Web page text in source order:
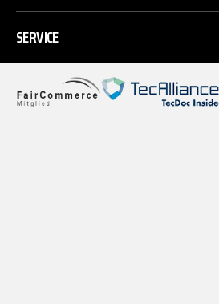
SERVICE